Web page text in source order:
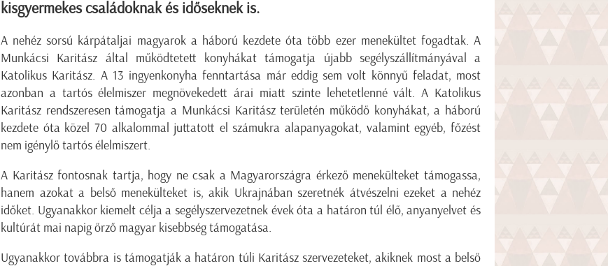
kisgyermekes családoknak és időseknek is.
A nehéz sorsú kárpátaljai magyarok a háború kezdete óta több ezer menekültet fogadtak. A
Munkácsi Karitász által működtetett konyhákat támogatja újabb segélyszállítmányával a
Katolikus Karitász. A 13 ingyenkonyha fenntartása már eddig sem volt könnyű feladat, most
azonban a tartós élelmiszer megnövekedett árai miatt szinte lehetetlenné vált. A Katolikus
Karitász rendszeresen támogatja a Munkácsi Karitász területén működő konyhákat, a háború
kezdete óta közel 70 alkalommal juttatott el számukra alapanyagokat, valamint egyéb, főzést
nem igénylő tartós élelmiszert.
A Karitász fontosnak tartja, hogy ne csak a Magyarországra érkező menekülteket támogassa,
hanem azokat a belső menekülteket is, akik Ukrajnában szeretnék átvészelni ezeket a nehéz
időket. Ugyanakkor kiemelt célja a segélyszervezetnek évek óta a határon túl élő, anyanyelvet és
kultúrát mai napig őrző magyar kisebbség támogatása.
Ugyanakkor továbbra is támogatják a határon túli Karitász szervezeteket, akiknek most a belső